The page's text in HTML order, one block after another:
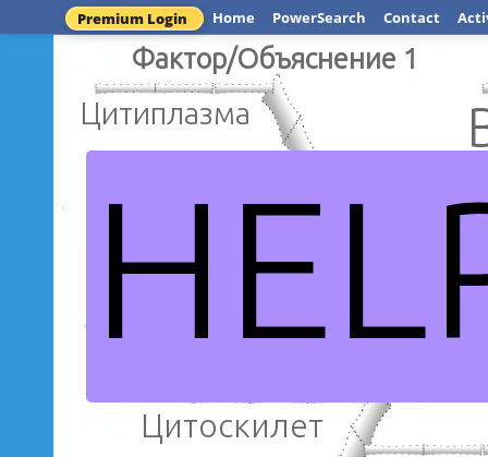
Premium Login Home PowerSearch Contact
Фактор/Объяснение 1
Цитиплазма
Ядрышко
Цитоскилет